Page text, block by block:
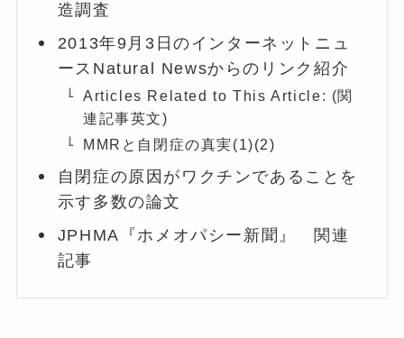
造調査
2013年9月3日のインターネットニュ
ースNatural Newsからのリンク紹介
Articles Related to This Article: (関
連記事英文)
MMRと自閉症の真実(1)(2)
自閉症の原因がワクチンであることを
示す多数の論文
JPHMA『ホメオパシー新聞』 関連
記事